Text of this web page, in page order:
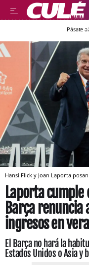
Pásate
Hansi Flick y Joan Laporta
Laporta cumple
Barça renuncia
ingresos en
El Barça no hará la
Estados Unidos o Asia